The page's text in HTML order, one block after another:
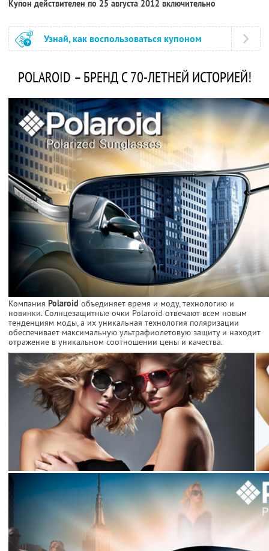
Купон действителен по 25 августа 2012 включительно
Узнай, как воспользоваться купоном
POLAROID – БРЕНД С 70-ЛЕТНЕЙ ИСТОРИЕЙ!
Компания Polaroid объединяет время и моду, технологию и
новинки. Солнцезащитные очки Polaroid отвечают всем новым
тенденциям моды, а их уникальная технология поляризации
обеспечивает максимальную ультрафиолетовую защиту и находит
отражение в уникальном соотношении цены и качества.